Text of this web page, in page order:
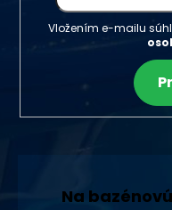
Vložením e-mailu
Na